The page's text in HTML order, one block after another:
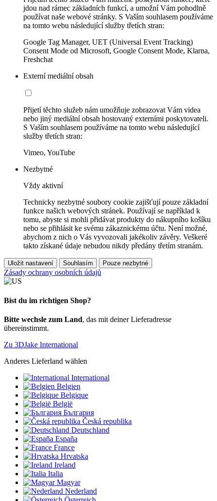
jdou nad rámec základních funkcí, a umožní Vám pohodlně
používat naše webové stránky. S Vaším souhlasem používáme
na tomto webu následující služby třetích stran:
Google Tag Manager, UET (Universal Event Tracking)
Consent Mode od Microsoft, Google Consent Mode, Klarna,
Freshchat
Externí mediální obsah
Přijetí těchto služeb nám umožňuje zobrazovat Vám videa
nebo jiný mediální obsah hostovaný externími poskytovateli.
S Vaším souhlasem používáme na tomto webu následující
služby třetích stran:
Vimeo, YouTube
Nezbytné
Vždy aktivní
Technicky nezbytné soubory cookie zajišťují pouze základní
funkce našich webových stránek. Používají se například k
tomu, abyste si mohli přidávat produkty do nákupního košíku
nebo se přihlásit ke svému zákaznickému účtu. Není možné,
abychom z nich o Vás vyvozovali jakékoliv závěry. Veškeré
takto získané údaje nebudou nikdy předány třetím stranám.
Uložit nastavení Souhlasím Pouze nezbytné
Zásady ochrany osobních údajů
Bist du im richtigen Shop?
Bitte wechsle zum Land, das mit deiner Lieferadresse
übereinstimmt.
Zu 3DJake International
Anderes Lieferland wählen
International
Belgien
Belgique
België
България
Česká republika
Deutschland
España
France
Hrvatska
Ireland
Italia
Magyar
Nederland